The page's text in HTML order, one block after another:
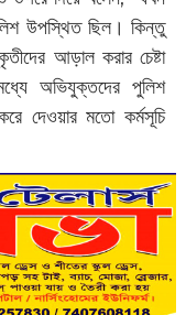
উপস্থিত ছিল। কিন্তু
আড়াল করার চেষ্টা
অভিযুক্তদের পুলিশ
দেওয়ার মতো কর্মসূচি